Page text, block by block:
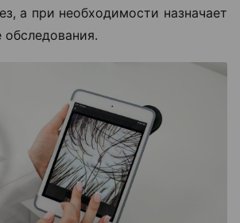
а при необходимости назначает